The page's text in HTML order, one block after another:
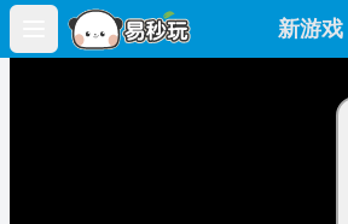
Open main menu
新游戏